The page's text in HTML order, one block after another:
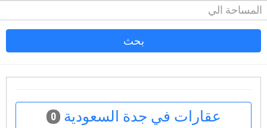
بحث
عقارات في جدة السعودية 0